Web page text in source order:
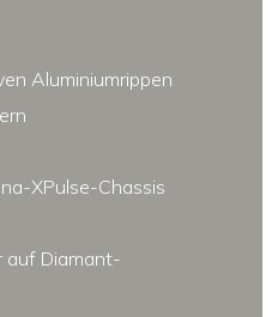
Aluminiumrippen
XPulse-Chassis
auf Diamant-